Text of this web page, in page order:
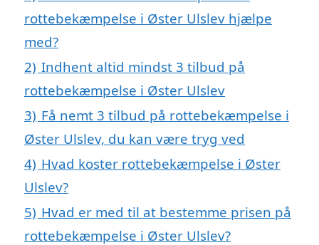
rottebekæmpelse i Øster Ulslev hjælpe
med?
2) Indhent altid mindst 3 tilbud på
rottebekæmpelse i Øster Ulslev
3) Få nemt 3 tilbud på rottebekæmpelse i
Øster Ulslev, du kan være tryg ved
4) Hvad koster rottebekæmpelse i Øster
Ulslev?
5) Hvad er med til at bestemme prisen på
rottebekæmpelse i Øster Ulslev?